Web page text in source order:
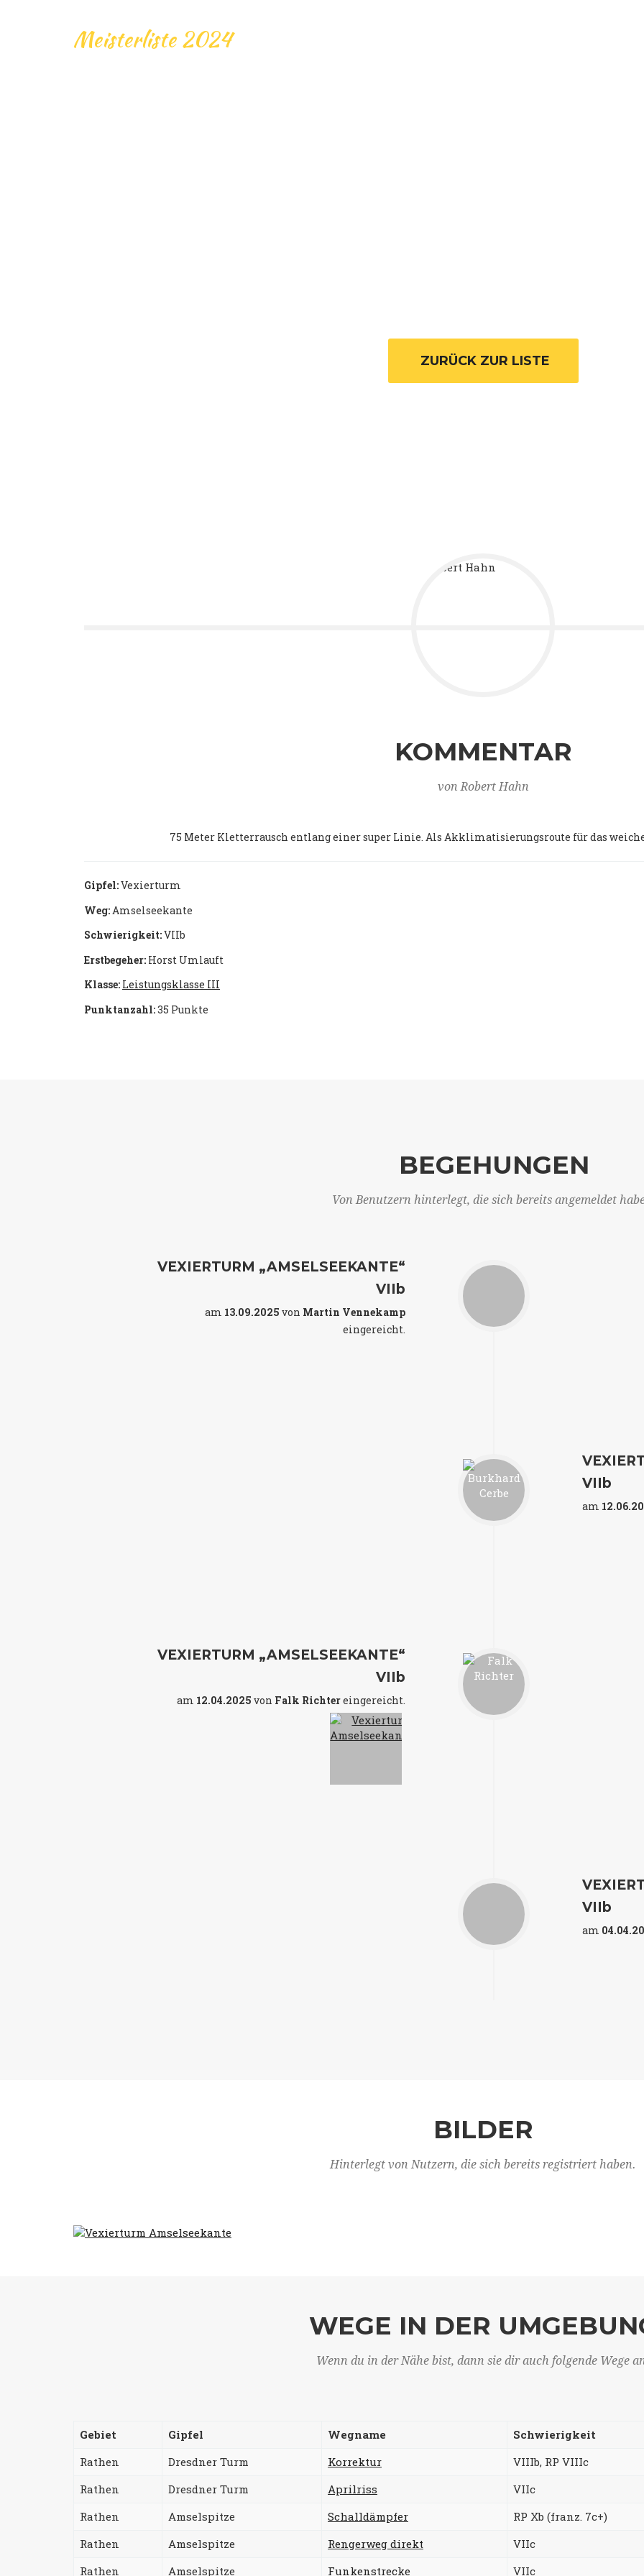
Meisterliste 2024
ZURÜCK ZUR LISTE
KOMMENTAR
von Robert Hahn
75 Meter Kletterrausch entlang einer super Linie. Als Akklimatisierungsroute für das
Gipfel:Vexierturm
Weg: Amselseekante
Schwierigkeit:VIIb
Erstbegeher: Horst Umlauft
Klasse: Leistungsklasse III
Punktanzahl:35 Punkte
BEGEHUNGEN
Von Benutzern hinterlegt, die sich bereits angemeldet
VEXIERTURM „AMSELSEEKANTE“
VIIb
am 13.09.2025 von Martin Vennekamp
eingereicht.
VIIb
am
VEXIERTURM „AMSELSEEKANTE“
VIIb
am 12.04.2025 von Falk Richtereingereicht.
VIIb
am
BILDER
Hinterlegt von Nutzern, die sich bereits registriert haben.
WEGE IN DER
Wenn du in der Nähe bist, dann sie dir auch folgende Wege
Gebiet Gipfel Wegname
Schwierigkeit
Rathen
Dresdner Turm Korrektur
VIIIb, RP VIIIc
Rathen
Dresdner Turm Aprilriss
VIIc
Rathen
Amselspitze Schalldämpfer
RP Xb (franz. 7c+)
Rathen
Amselspitze Rengerweg direkt
VIIc
Rathen
Amselspitze Funkenstrecke VIIc